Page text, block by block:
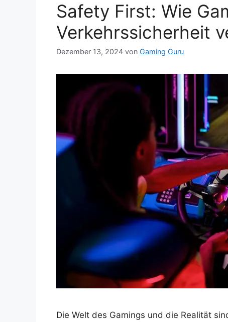
Safety First: Wie
Verkehrssicherheit
Dezember 13, 2024 von Gaming Guru
Die Welt des Gamings und die Realität